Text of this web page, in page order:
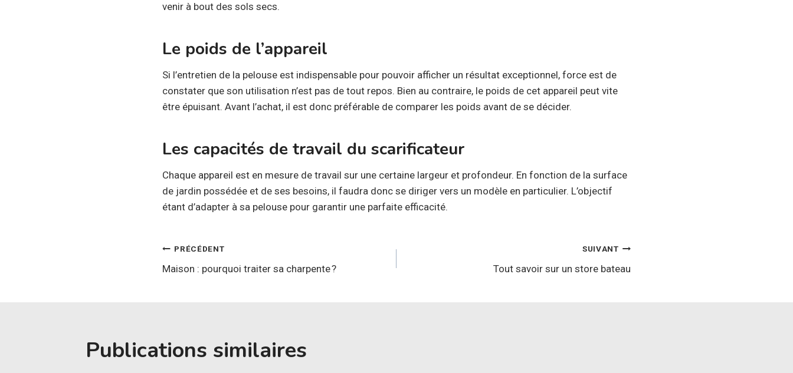
venir à bout des sols secs.
Le poids de l’appareil
Si l’entretien de la pelouse est indispensable pour pouvoir afficher un résultat exceptionnel, force est de
constater que son utilisation n’est pas de tout repos. Bien au contraire, le poids de cet appareil peut vite
être épuisant. Avant l’achat, il est donc préférable de comparer les poids avant de se décider.
Les capacités de travail du scarificateur
Chaque appareil est en mesure de travail sur une certaine largeur et profondeur. En fonction de la surface
de jardin possédée et de ses besoins, il faudra donc se diriger vers un modèle en particulier. L’objectif
étant d’adapter à sa pelouse pour garantir une parfaite efficacité.
Navigation
de
PRÉCÉDENT
Maison : pourquoi traiter sa charpente ?
SUIVANT
Tout savoir sur un store bateau
Publications similaires